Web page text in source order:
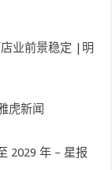
业前景稳定 |明
虎新闻
2029 年 – 星报